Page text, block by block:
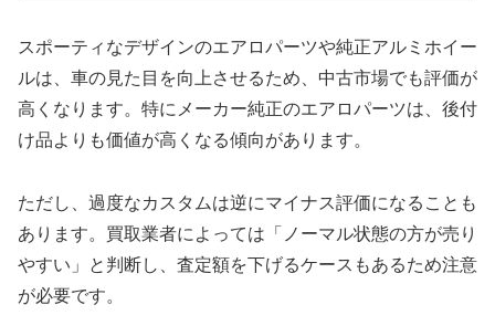
スポーティなデザインのエアロパーツや純正アルミホイー
ルは、車の見た目を向上させるため、中古市場でも評価が
高くなります。特にメーカー純正のエアロパーツは、後付
け品よりも価値が高くなる傾向があります。
ただし、過度なカスタムは逆にマイナス評価になることも
あります。買取業者によっては「ノーマル状態の方が売り
やすい」と判断し、査定額を下げるケースもあるため注意
が必要です。